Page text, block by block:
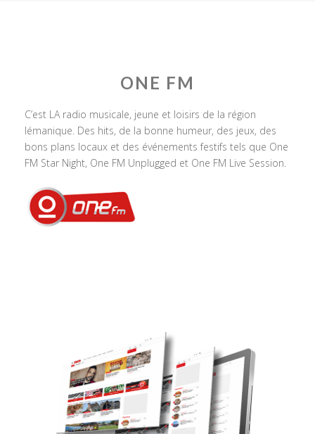
ONE FM
C’est LA radio musicale, jeune et loisirs de la région
lémanique. Des hits, de la bonne humeur, des jeux, des
bons plans locaux et des événements festifs tels que One
FM Star Night, One FM Unplugged et One FM Live Session.